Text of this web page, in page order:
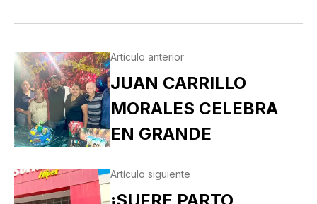
Artículo anterior
JUAN CARRILLO
MORALES CELEBRA
EN GRANDE
Artículo siguiente